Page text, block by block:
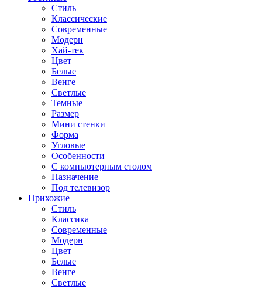
Стиль
Классические
Современные
Модерн
Хай-тек
Цвет
Белые
Венге
Светлые
Темные
Размер
Мини стенки
Форма
Угловые
Особенности
С компьютерным столом
Назначение
Под телевизор
Прихожие
Стиль
Классика
Современные
Модерн
Цвет
Белые
Венге
Светлые